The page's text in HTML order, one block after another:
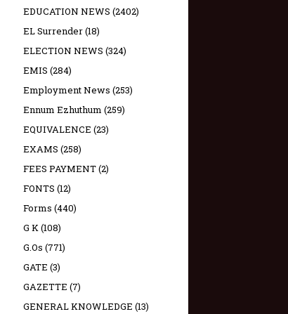
EDUCATION NEWS (2402)
EL Surrender(18)
ELECTION NEWS (324)
EMIS (284)
Employment News (253)
Ennum Ezhuthum (259)
EQUIVALENCE (23)
EXAMS (258)
FEES PAYMENT(2)
FONTS (12)
Forms (440)
G K(108)
G.Os (771)
GATE (3)
GAZETTE (7)
GENERAL KNOWLEDGE (13)